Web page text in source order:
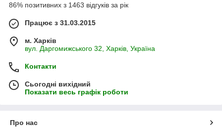
86% позитивних з 1463 відгуків за рік
Працює з 31.03.2015
м. Харків
вул. Даргомижського 32, Харків, Україна
Контакти
Сьогодні вихідний
Показати весь графік роботи
Про нас